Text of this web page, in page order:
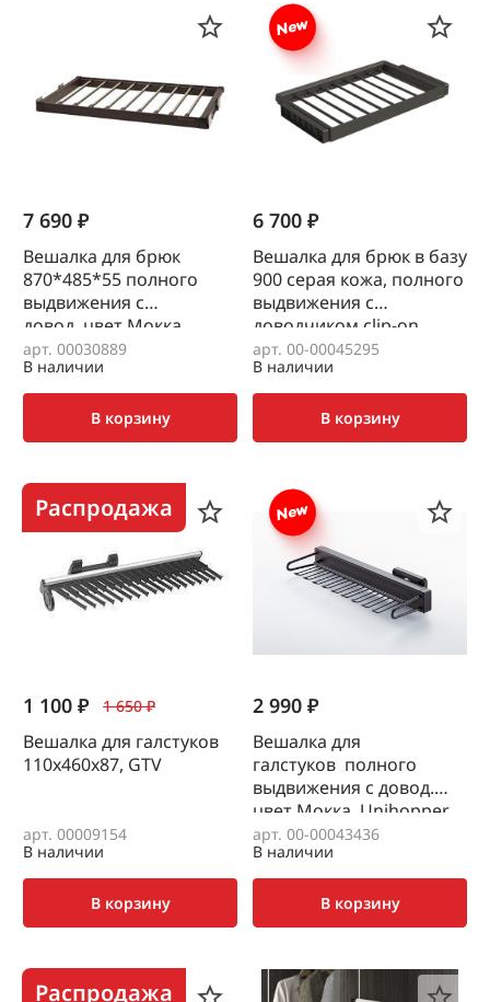
7 690 ₽
Вешалка для брюк
870*485*55 полного
выдвижения с
довод.,цвет Мокка,
Unihopper
арт. 00030889
В наличии
В корзину
6 700 ₽
Вешалка для брюк в базу
900 серая кожа, полного
выдвижения c
доводчиком clip-on
MONIKA Unihopper
арт. 00-00045295
В наличии
В корзину
Распродажа
1 100 ₽ 1 650 ₽
Вешалка для галстуков
110х460х87, GTV
арт. 00009154
В наличии
В корзину
2 990 ₽
Вешалка для
галстуков полного
выдвижения с довод.
цвет Мокка, Unihopper
арт. 00-00043436
В наличии
В корзину
Распродажа